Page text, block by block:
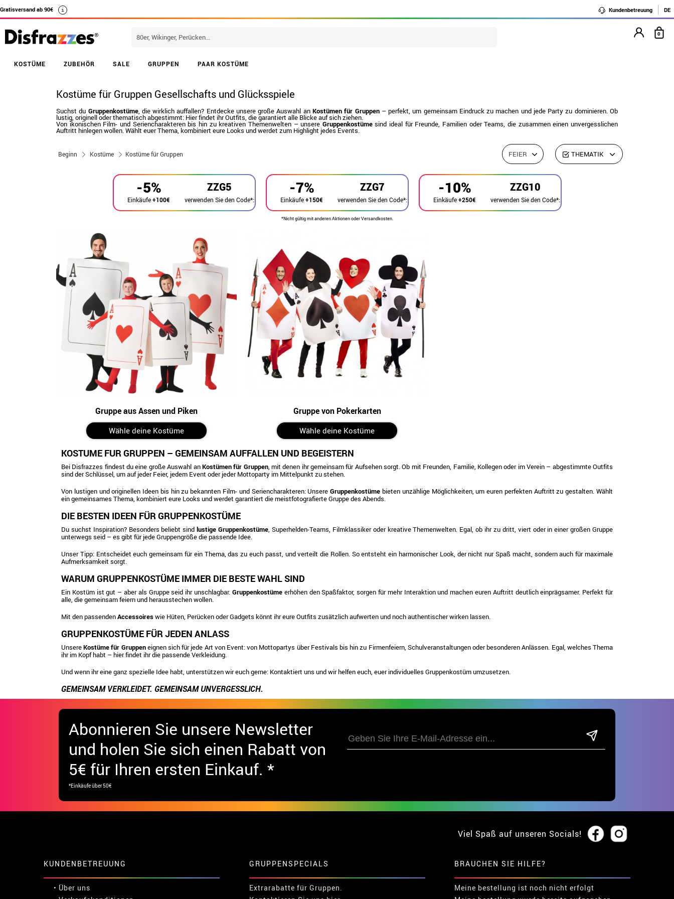
Gratisversand ab 90€ i Kundenbetreuung DE
KOSTÜME ZUBEHÖR SALE GRUPPEN PAAR KOSTÜME
0
Kostüme für Gruppen Gesellschafts und Glücksspiele
Suchst du Gruppenkostüme, die wirklich auffallen? Entdecke unsere große Auswahl an Kostümen für Gruppen– perfekt, um gemeinsam Eindruck zu machen und jede Party zu dominieren. Ob
lustig, originell oder thematisch abgestimmt: Hier findet ihr Outfits, die garantiert alle Blicke auf sich ziehen.
Von ikonischen Film- und Seriencharakteren bis hin zu kreativen Themenwelten – unsere Gruppenkostümesind ideal für Freunde, Familien oder Teams, die zusammen einen unvergesslichen
Auftritt hinlegen wollen. Wählt euer Thema, kombiniert eure Looks und werdet zum Highlight jedes Events.
Beginn Kostüme Kostüme für Gruppen FEIER THEMATIK
-5%
Einkäufe+100€
ZZG5
verwenden Sie den Code*:
-7%
Einkäufe+150€
ZZG7
verwenden Sie den Code*:
-10%
Einkäufe+250€
ZZG10
verwenden Sie den Code*:
*Nicht gültig mit anderen Aktionen oder Versandkosten.
Gruppe aus Assen und Piken
Wähle deine Kostüme
Gruppe von Pokerkarten
Wähle deine Kostüme
KOSTÜME FÜR GRUPPEN – GEMEINSAM AUFFALLEN UND BEGEISTERN
Bei Disfrazzes findest du eine große Auswahl anKostümen für Gruppen, mit denen ihr gemeinsam für Aufsehen sorgt. Ob mit Freunden, Familie, Kollegen oder im Verein – abgestimmte Outfits
sind der Schlüssel, um auf jeder Feier, jedem Event oder jeder Mottoparty im Mittelpunkt zu stehen.
Von lustigen und originellen Ideen bis hin zu bekannten Film- und Seriencharakteren: UnsereGruppenkostüme bieten unzählige Möglichkeiten, um euren perfekten Auftritt zu gestalten. Wählt
ein gemeinsames Thema, kombiniert eure Looks und werdet garantiert die meistfotografierte Gruppe des Abends.
DIE BESTEN IDEEN FÜR GRUPPENKOSTÜME
Du suchst Inspiration? Besonders beliebt sindlustige Gruppenkostüme , Superhelden-Teams, Filmklassiker oder kreative Themenwelten. Egal, ob ihr zu dritt, viert oder in einer großen Gruppe
unterwegs seid – es gibt für jede Gruppengröße die passende Idee.
Unser Tipp: Entscheidet euch gemeinsam für ein Thema, das zu euch passt, und verteilt die Rollen. So entsteht ein harmonischer Look, der nicht nur Spaß macht, sondern auch für maximale
Aufmerksamkeit sorgt.
WARUM GRUPPENKOSTÜME IMMER DIE BESTE WAHL SIND
Ein Kostüm ist gut – aber als Gruppe seid ihr unschlagbar. Gruppenkostümeerhöhen den Spaßfaktor, sorgen für mehr Interaktion und machen euren Auftritt deutlich einprägsamer. Perfekt für
alle, die gemeinsam feiern und herausstechen wollen.
Mit den passendenAccessoireswie Hüten, Perücken oder Gadgets könnt ihr eure Outfits zusätzlich aufwerten und noch authentischer wirken lassen.
GRUPPENKOSTÜME FÜR JEDEN ANLASS
UnsereKostüme für Gruppeneignen sich für jede Art von Event: von Mottopartys über Festivals bis hin zu Firmenfeiern, Schulveranstaltungen oder besonderen Anlässen. Egal, welches Thema
ihr im Kopf habt – hier findet ihr die passende Verkleidung.
Und wenn ihr eine ganz spezielle Idee habt, unterstützen wir euch gerne: Kontaktiert uns und wir helfen euch, euer individuelles Gruppenkostüm umzusetzen.
GEMEINSAM VERKLEIDET. GEMEINSAM UNVERGESSLICH.
Abonnieren Sie unsere Newsletter
und holen Sie sich einen Rabatt von
5€ für Ihren ersten Einkauf. *
*Einkäufe über 50€
Viel Spaß auf unseren Socials!
KUNDENBETREUUNG
• Über uns
GRUPPENSPECIALS
Extrarabatte für Gruppen.
BRAUCHEN SIE HILFE?
Meine bestellung ist noch nicht erfolgt